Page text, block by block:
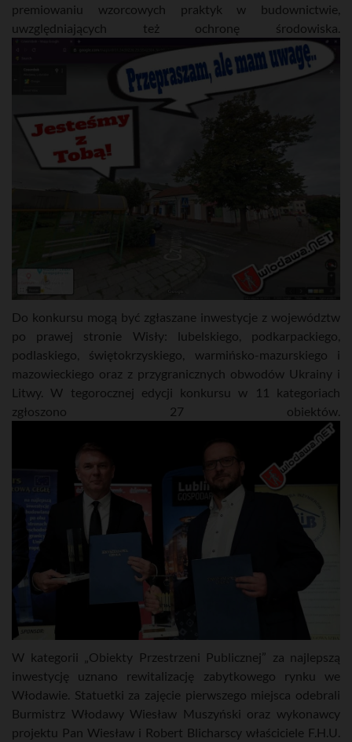
premiowaniu wzorcowych praktyk w budownictwie,
uwzględniających też ochronę środowiska.
Do konkursu mogą być zgłaszane inwestycje z województw
po prawej stronie Wisły: lubelskiego, podkarpackiego,
podlaskiego, świętokrzyskiego, warmińsko-mazurskiego i
mazowieckiego oraz z przygranicznych obwodów Ukrainy i
Litwy. W tegorocznej edycji konkursu w 11 kategoriach
zgłoszono 27 obiektów.
W kategorii „Obiekty Przestrzeni Publicznej” za najlepszą
inwestycję uznano rewitalizację zabytkowego rynku we
Włodawie. Statuetki za zajęcie pierwszego miejsca odebrali
Burmistrz Włodawy Wiesław Muszyński oraz wykonawcy
projektu Pan Wiesław i Robert Blicharscy właściciele F.H.U.